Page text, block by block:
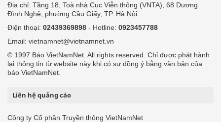
Địa chỉ: Tầng 18, Toà nhà Cục Viễn thông (VNTA), 68 Dương
Đình Nghệ, phường Cầu Giấy, TP. Hà Nội.
Điện thoại: 02439369898 - Hotline: 0923457788
Email: vietnamnet@vietnamnet.vn
© 1997 Báo VietNamNet. All rights reserved. Chỉ được phát hành
lại thông tin từ website này khi có sự đồng ý bằng văn bản của
báo VietNamNet.
Liên hệ quảng cáo
Công ty Cổ phần Truyền thông VietNamNet